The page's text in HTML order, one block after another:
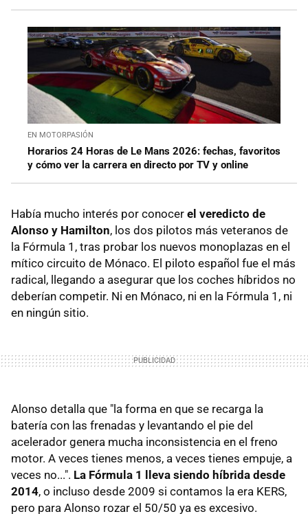
EN MOTORPASIÓN
Horarios 24 Horas de Le Mans 2026: fechas, favoritos
y cómo ver la carrera en directo por TV y online
Había mucho interés por conocer el veredicto de
Alonso y Hamilton, los dos pilotos más veteranos de
la Fórmula 1, tras probar los nuevos monoplazas en el
mítico circuito de Mónaco. El piloto español fue el más
radical, llegando a asegurar que los coches híbridos no
deberían competir. Ni en Mónaco, ni en la Fórmula 1, ni
en ningún sitio.
Alonso detalla que "la forma en que se recarga la
batería con las frenadas y levantando el pie del
acelerador genera mucha inconsistencia en el freno
motor. A veces tienes menos, a veces tienes empuje, a
veces no...". La Fórmula 1 lleva siendo híbrida desde
2014, o incluso desde 2009 si contamos la era KERS,
pero para Alonso rozar el 50/50 ya es excesivo.